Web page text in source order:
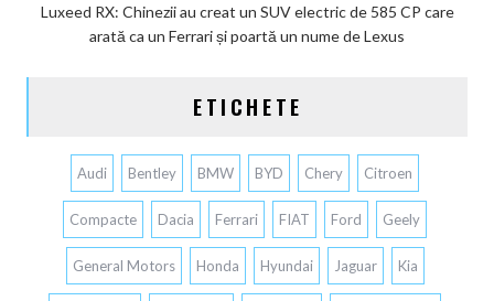
Luxeed RX: Chinezii au creat un SUV electric de 585 CP care
arată ca un Ferrari și poartă un nume de Lexus
ETICHETE
Audi Bentley BMW BYD Chery Citroen
Compacte Dacia Ferrari FIAT Ford Geely
General Motors Honda Hyundai Jaguar Kia